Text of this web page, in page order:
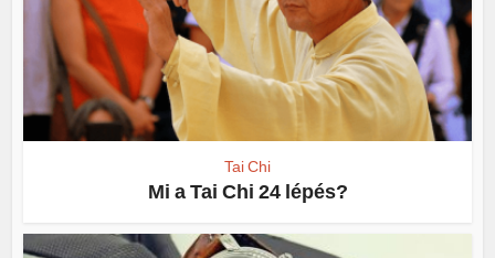
Tai Chi
Mi a Tai Chi 24 lépés?